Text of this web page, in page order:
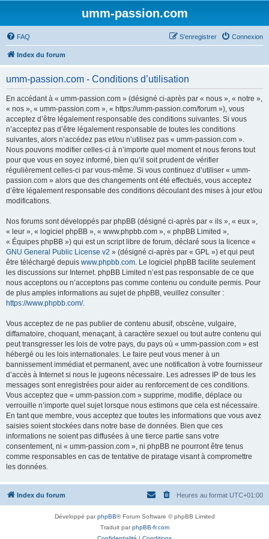
umm-passion.com
FAQ Connexion
S’enregistrer
Index du forum
umm-passion.com - Conditions d’utilisation
En accédant à « umm-passion.com » (désigné ci-après par « nous », « notre »,
« nos », « umm-passion.com », « https://umm-passion.com/forum »), vous
acceptez d’être légalement responsable des conditions suivantes. Si vous
n’acceptez pas d’être légalement responsable de toutes les conditions
suivantes, alors n’accédez pas et/ou n’utilisez pas « umm-passion.com ».
Nous pouvons modifier celles-ci à n’importe quel moment et nous ferons tout
pour que vous en soyez informé, bien qu’il soit prudent de vérifier
régulièrement celles-ci par vous-même. Si vous continuez d’utiliser « umm-
passion.com » alors que des changements ont été effectués, vous acceptez
d’être légalement responsable des conditions découlant des mises à jour et/ou
modifications.
Nos forums sont développés par phpBB (désigné ci-après par « ils », « eux »,
« leur », « logiciel phpBB », « www.phpbb.com », « phpBB Limited »,
« Équipes phpBB ») qui est un script libre de forum, déclaré sous la licence «
GNU General Public License v2 » (désigné ci-après par « GPL ») et qui peut
être téléchargé depuis www.phpbb.com. Le logiciel phpBB facilite seulement
les discussions sur Internet. phpBB Limited n’est pas responsable de ce que
nous acceptons ou n’acceptons pas comme contenu ou conduite permis. Pour
de plus amples informations au sujet de phpBB, veuillez consulter :
https://www.phpbb.com/.
Vous acceptez de ne pas publier de contenu abusif, obscène, vulgaire,
diffamatoire, choquant, menaçant, à caractère sexuel ou tout autre contenu qui
peut transgresser les lois de votre pays, du pays où « umm-passion.com » est
hébergé ou les lois internationales. Le faire peut vous mener à un
bannissement immédiat et permanent, avec une notification à votre fournisseur
d’accès à Internet si nous le jugeons nécessaire. Les adresses IP de tous les
messages sont enregistrées pour aider au renforcement de ces conditions.
Vous acceptez que « umm-passion.com » supprime, modifie, déplace ou
verrouille n’importe quel sujet lorsque nous estimons que cela est nécessaire.
En tant que membre, vous acceptez que toutes les informations que vous avez
saisies soient stockées dans notre base de données. Bien que ces
informations ne soient pas diffusées à une tierce partie sans votre
consentement, ni « umm-passion.com », ni phpBB ne pourront être tenus
comme responsables en cas de tentative de piratage visant à compromettre
les données.
Index du forum Heures au format UTC+01:00
Développé parphpBB® Forum Software © phpBB Limited
Traduit parphpBB-fr.com